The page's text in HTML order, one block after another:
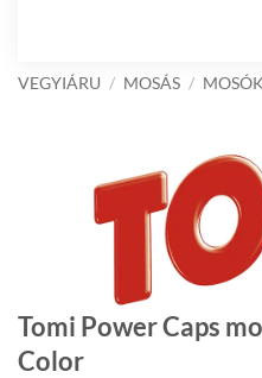
VEGYIÁRU / MOSÁS /
Tomi Power Caps
Color